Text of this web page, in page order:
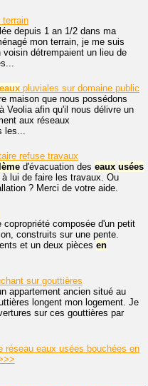
terrain
depuis 1 an 1/2 dans ma
mon terrain, je me suis
voisin détrempaient un lieu de
eaux pluviales sur domaine public
maison que nous possédons
Veolia afin qu'il nous délivre un
aux réseaux
les...
refuse travaux
d'évacuation des eaux usées
lui de faire les travaux. Ou
? Merci de votre aide.
copropriété composée d'un petit
construits sur une pente.
et un deux pièces en
sur gouttières
appartement ancien situé au
longent mon logement. Je
sur ces gouttières par
eaux usées bouchées en